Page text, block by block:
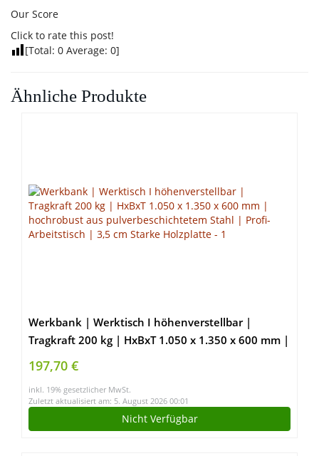
Our Score
Click to rate this post!
[Total: 0 Average: 0]
Ähnliche Produkte
Werkbank | Werktisch I höhenverstellbar |
Tragkraft 200 kg | HxBxT 1.050 x 1.350 x 600 mm |
hochrobust aus pulverbeschichtetem Stahl | Profi-
Arbeitstisch | 3,5 cm Starke Holzplatte
197,70 €
inkl. 19% gesetzlicher MwSt.
Zuletzt aktualisiert am: 5. August 2026 00:01
Nicht Verfügbar